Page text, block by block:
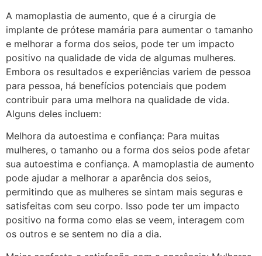
A mamoplastia de aumento, que é a cirurgia de
implante de prótese mamária para aumentar o tamanho
e melhorar a forma dos seios, pode ter um impacto
positivo na qualidade de vida de algumas mulheres.
Embora os resultados e experiências variem de pessoa
para pessoa, há benefícios potenciais que podem
contribuir para uma melhora na qualidade de vida.
Alguns deles incluem:
Melhora da autoestima e confiança: Para muitas
mulheres, o tamanho ou a forma dos seios pode afetar
sua autoestima e confiança. A mamoplastia de aumento
pode ajudar a melhorar a aparência dos seios,
permitindo que as mulheres se sintam mais seguras e
satisfeitas com seu corpo. Isso pode ter um impacto
positivo na forma como elas se veem, interagem com
os outros e se sentem no dia a dia.